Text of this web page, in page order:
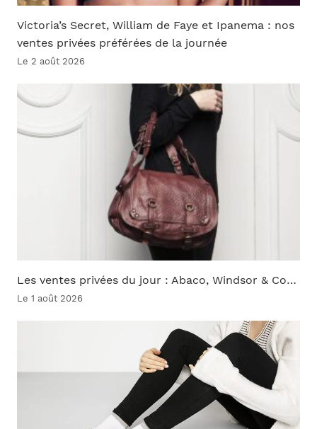
Victoria’s Secret, William de Faye et Ipanema : nos
ventes privées préférées de la journée
Le 2 août 2026
Les ventes privées du jour : Abaco, Windsor & Co…
Le 1 août 2026